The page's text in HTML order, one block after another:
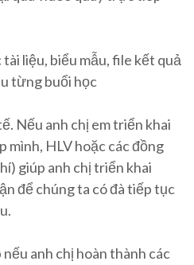
liệu, biểu mẫu, file kết quả
từng buổi học
Nếu anh chị em triển khai
mình, HLV hoặc các đồng
giúp anh chị triển khai
để chúng ta có đà tiếp tục
anh chị hoàn thành các